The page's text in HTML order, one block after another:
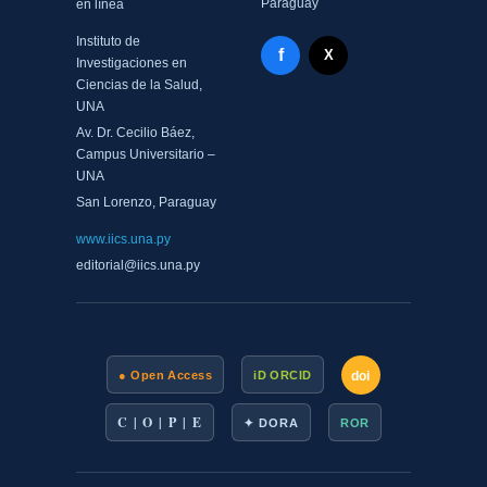
en línea
Instituto de
Investigaciones en
Ciencias de la Salud,
UNA
Av. Dr. Cecilio Báez,
Campus Universitario –
UNA
San Lorenzo, Paraguay
www.iics.una.py
editorial@iics.una.py
Facebook - Memorias del
f X Twitter - MIICS UNA
X
● Open Access iD ORCID doi
C | O | P | E ✦ DORA ROR